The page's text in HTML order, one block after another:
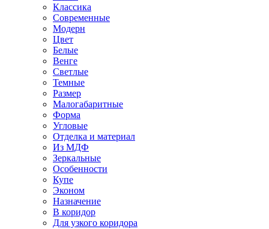
Классика
Современные
Модерн
Цвет
Белые
Венге
Светлые
Темные
Размер
Малогабаритные
Форма
Угловые
Отделка и материал
Из МДФ
Зеркальные
Особенности
Купе
Эконом
Назначение
В коридор
Для узкого коридора